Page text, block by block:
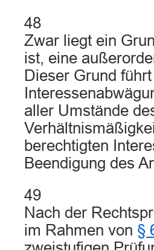
48
Zwar liegt ein
ist, eine
Dieser Grund
aller Umstände
berechtigten
Beendigung des
49
Nach der
im Rahmen von §